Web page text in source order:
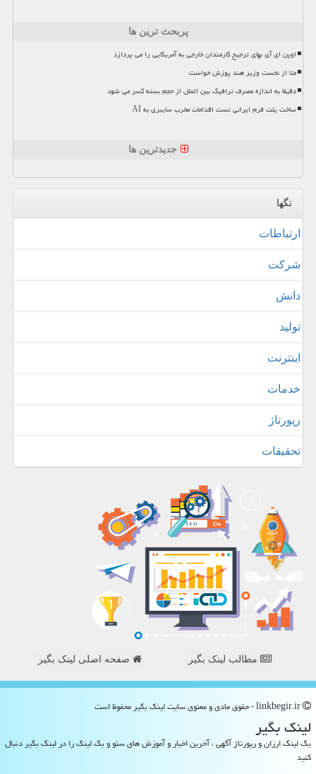
پربحث ترین ها
اوپن ای آی بهای ترجیح کارمندان خارجی به آمریکایی را می پردازد
متا از نخست وزیر هند پوزش خواست
دقیقا به اندازه مصرف ترافیک بین الملل از حجم بسته کسر می شود
ساخت پلت فرم ایرانی تست اقدامات مخرب سایبری به AI
جدیدترین ها
تگها
ارتباطات
شركت
دانش
تولید
اینترنت
خدمات
رپورتاژ
تحقیقات
مطالب لینک بگیر صفحه اصلی لینک بگیر
لینك بگیر
بک لینک ارزان و رپورتاژ آگهی ، آخرین اخبار و آموزش های سئو و بک لینک را در لینک بگیر دنبال
کنید